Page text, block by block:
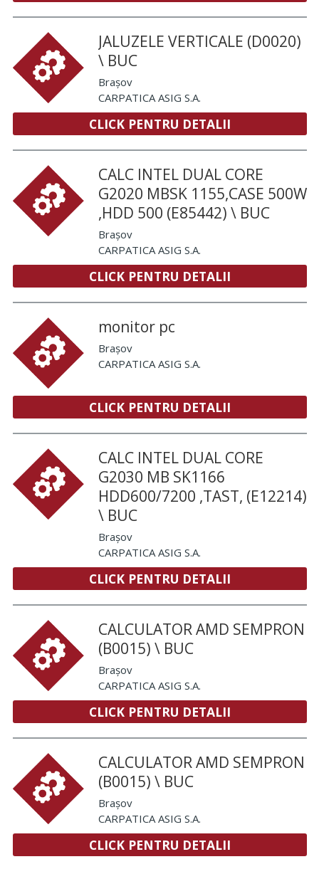
JALUZELE VERTICALE (D0020)
\ BUC
Brașov
CARPATICA ASIG S.A.
CLICK PENTRU DETALII
CALC INTEL DUAL CORE
G2020 MBSK 1155,CASE 500W
,HDD 500 (E85442) \ BUC
Brașov
CARPATICA ASIG S.A.
CLICK PENTRU DETALII
monitor pc
Brașov
CARPATICA ASIG S.A.
CLICK PENTRU DETALII
CALC INTEL DUAL CORE
G2030 MB SK1166
HDD600/7200 ,TAST, (E12214)
\ BUC
Brașov
CARPATICA ASIG S.A.
CLICK PENTRU DETALII
CALCULATOR AMD SEMPRON
(B0015) \ BUC
Brașov
CARPATICA ASIG S.A.
CLICK PENTRU DETALII
CALCULATOR AMD SEMPRON
(B0015) \ BUC
Brașov
CARPATICA ASIG S.A.
CLICK PENTRU DETALII